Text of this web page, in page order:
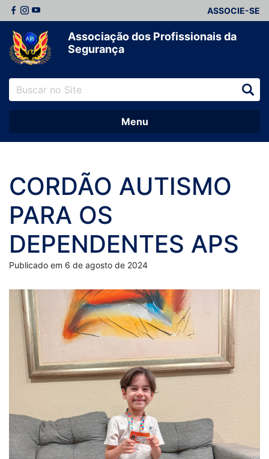
ASSOCIE-SE
Associação dos Profissionais da
Segurança
Menu
CORDÃO AUTISMO
PARA OS
DEPENDENTES APS
Publicado em 6 de agosto de 2024